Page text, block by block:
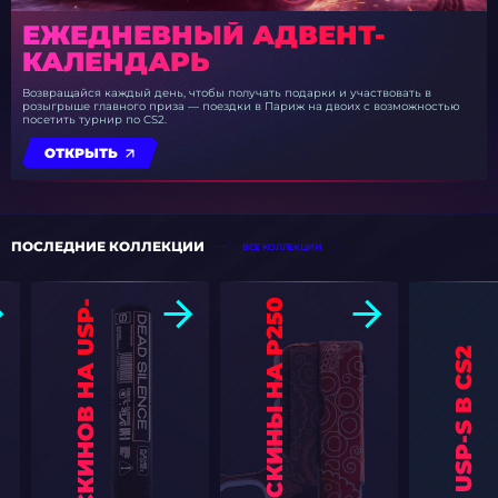
ЕЖЕДНЕВНЫЙ АДВЕНТ-
КАЛЕНДАРЬ
Возвращайся каждый день, чтобы получать подарки и участвовать в
розыгрыше главного приза — поездки в Париж на двоих с возможностью
посетить турнир по CS2.
ОТКРЫТЬ
ПОСЛЕДНИЕ КОЛЛЕКЦИИ ВСЕ КОЛЛЕКЦИИ